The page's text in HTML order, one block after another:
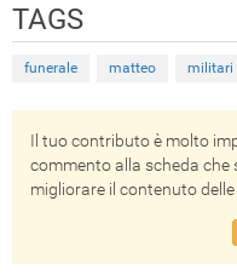
TAGS
funerale matteo militari
Il tuo contributo è molto
commento alla scheda
migliorare il contenuto